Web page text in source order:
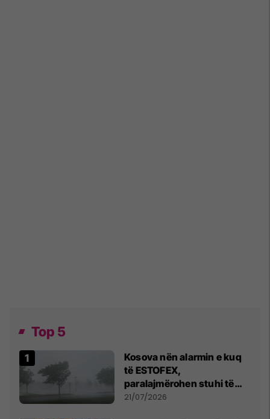
Top 5
Kosova nën alarmin e kuq
të ESTOFEX,
paralajmërohen stuhi të
fuqishme me breshër dhe
21/07/2026